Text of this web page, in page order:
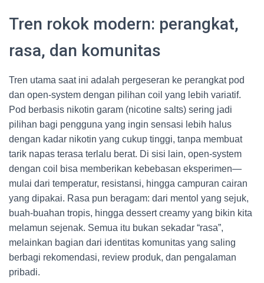
Tren rokok modern: perangkat,
rasa, dan komunitas
Tren utama saat ini adalah pergeseran ke perangkat pod
dan open-system dengan pilihan coil yang lebih variatif.
Pod berbasis nikotin garam (nicotine salts) sering jadi
pilihan bagi pengguna yang ingin sensasi lebih halus
dengan kadar nikotin yang cukup tinggi, tanpa membuat
tarik napas terasa terlalu berat. Di sisi lain, open-system
dengan coil bisa memberikan kebebasan eksperimen—
mulai dari temperatur, resistansi, hingga campuran cairan
yang dipakai. Rasa pun beragam: dari mentol yang sejuk,
buah-buahan tropis, hingga dessert creamy yang bikin kita
melamun sejenak. Semua itu bukan sekadar “rasa”,
melainkan bagian dari identitas komunitas yang saling
berbagi rekomendasi, review produk, dan pengalaman
pribadi.